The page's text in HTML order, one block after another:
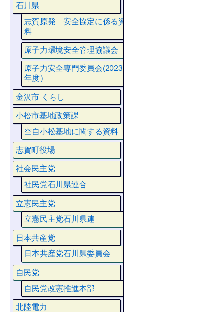
石川県
志賀原発 安全協定に係る資
料
原子力環境安全管理協議会
原子力安全専門委員会(2023
年度）
金沢市 くらし
小松市基地政策課
空自小松基地に関する資料
志賀町役場
社会民主党
社民党石川県連合
立憲民主党
立憲民主党石川県連
日本共産党
日本共産党石川県委員会
自民党
自民党改憲推進本部
北陸電力